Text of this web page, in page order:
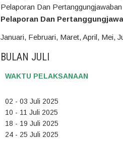
Pelaporan Dan
Pelaporan Dan
Januari, Februari, Maret, April, Mei,
BULAN JULI
WAKTU PELAKSANAAN
02 - 03 Juli 2025
10 - 11 Juli 2025
18 - 19 Juli 2025
24 - 25 Juli 2025